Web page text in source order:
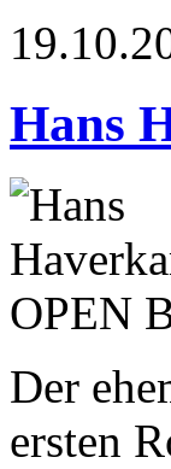
Hans
Der
ersten